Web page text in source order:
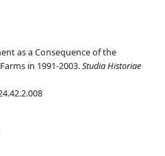
as a Consequence of the
in 1991-2003.Studia Historiae